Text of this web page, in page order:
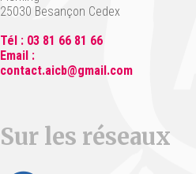
25030 Besançon Cedex
Tél : 03 81 66 81 66
Email :
contact.aicb@gmail.com
Sur les réseaux